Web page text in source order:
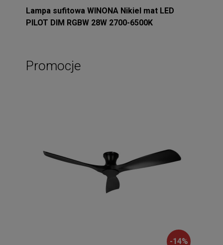
Lampa sufitowa WINONA Nikiel mat LED
PILOT DIM RGBW 28W 2700-6500K
Promocje
-14%